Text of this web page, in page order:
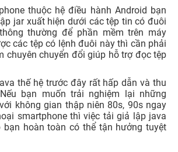
thuộc hệ điều hành Android bạn
jar xuất hiện dưới các tệp tin có đuôi
thường để phần mềm trên máy
các tệp có lệnh đuôi này thì cần phải
chuyên chuyển đổi giúp hỗ trợ đọc tệp
thế hệ trước đây rất hấp dẫn và thu
bạn muốn trải nghiệm lại những
không gian thập niên 80s, 90s ngay
smartphone thì việc tải giả lập java
bạn hoàn toàn có thể tận hưởng tuyệt